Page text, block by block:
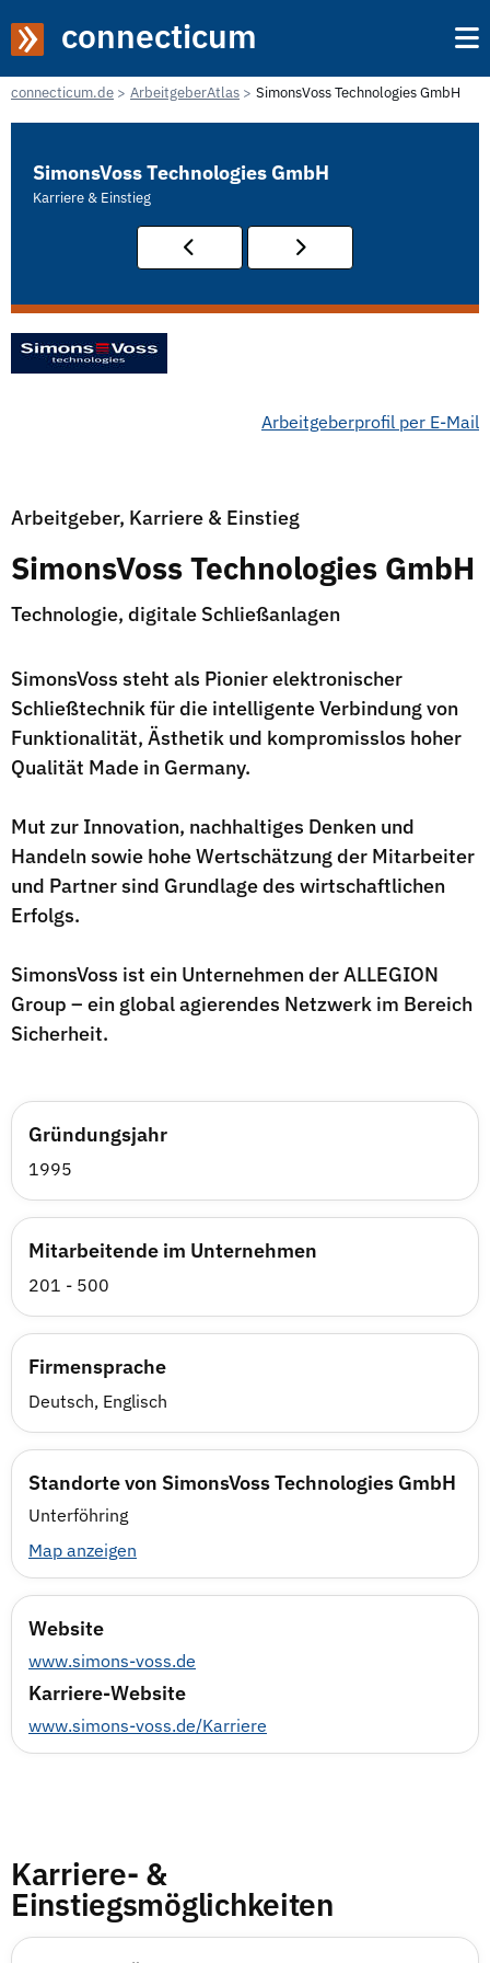
connecticum
connecticum.de ArbeitgeberAtlas SimonsVoss Technologies GmbH
SimonsVoss Technologies GmbH
Karriere & Einstieg
Arbeitgeberprofil per E-Mail
Arbeitgeber, Karriere & Einstieg
SimonsVoss Technologies GmbH
Technologie, digitale Schließanlagen
SimonsVoss steht als Pionier elektronischer
Schließtechnik für die intelligente Verbindung von
Funktionalität, Ästhetik und kompromisslos hoher
Qualität Made in Germany.
Mut zur Innovation, nachhaltiges Denken und
Handeln sowie hohe Wertschätzung der Mitarbeiter
und Partner sind Grundlage des wirtschaftlichen
Erfolgs.
SimonsVoss ist ein Unternehmen der ALLEGION
Group – ein global agierendes Netzwerk im Bereich
Sicherheit.
Gründungsjahr
1995
Mitarbeitende im Unternehmen
201 - 500
Firmensprache
Deutsch, Englisch
Standorte von SimonsVoss Technologies GmbH
Unterföhring
Map anzeigen
Website
www.simons-voss.de
Karriere-Website
www.simons-voss.de/Karriere
Karriere- &
Einstiegsmöglichkeiten